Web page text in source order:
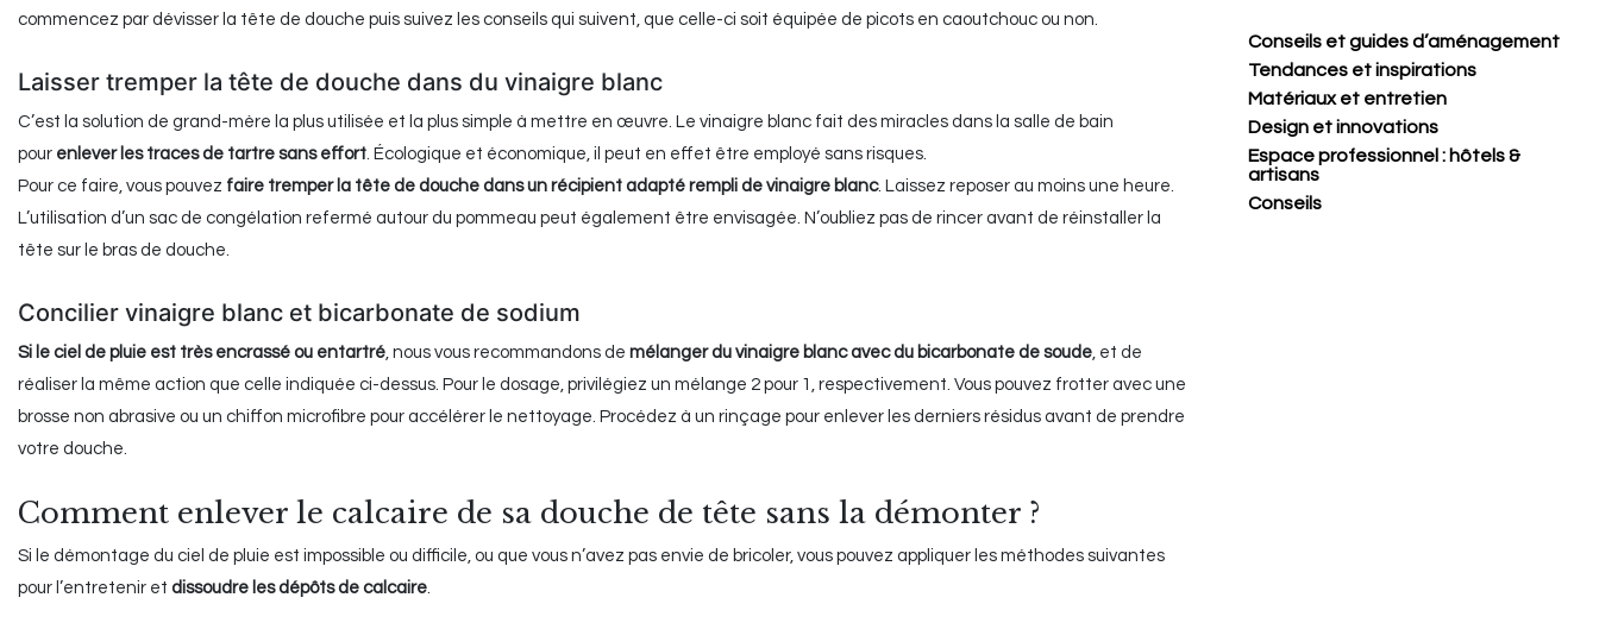
commencez par dévisser la tête de douche puis suivez les conseils qui suivent, que celle-ci soit équipée de picots en caoutchouc ou non.
Laisser tremper la tête de douche dans du vinaigre blanc
C’est la solution de grand-mère la plus utilisée et la plus simple à mettre en œuvre. Le vinaigre blanc fait des miracles dans la salle de bain
pour enlever les traces de tartre sans effort . Écologique et économique, il peut en effet être employé sans risques.
Pour ce faire, vous pouvez faire tremper la tête de douche dans un récipient adapté rempli de vinaigre blanc. Laissez reposer au moins une heure.
L’utilisation d’un sac de congélation refermé autour du pommeau peut également être envisagée. N’oubliez pas de rincer avant de réinstaller la
tête sur le bras de douche.
Concilier vinaigre blanc et bicarbonate de sodium
Si le ciel de pluie est très encrassé ou entartré , nous vous recommandons de mélanger du vinaigre blanc avec du bicarbonate de soude , et de
réaliser la même action que celle indiquée ci-dessus. Pour le dosage, privilégiez un mélange 2 pour 1, respectivement. Vous pouvez frotter avec une
brosse non abrasive ou un chiffon microfibre pour accélérer le nettoyage. Procédez à un rinçage pour enlever les derniers résidus avant de prendre
votre douche.
Comment enlever le calcaire de sa douche de tête sans la démonter ?
Si le démontage du ciel de pluie est impossible ou difficile, ou que vous n’avez pas envie de bricoler, vous pouvez appliquer les méthodes suivantes
pour l’entretenir et dissoudre les dépôts de calcaire
Conseils et guides d’aménagement
Tendances et inspirations
Matériaux et entretien
Design et innovations
Espace professionnel : hôtels &
artisans
Conseils